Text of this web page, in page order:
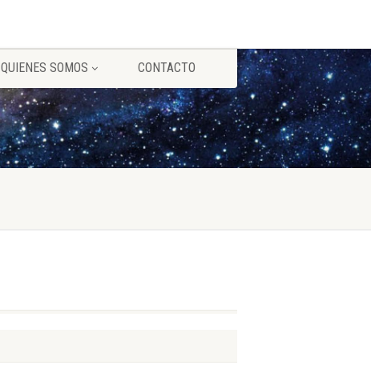
QUIENES SOMOS CONTACTO